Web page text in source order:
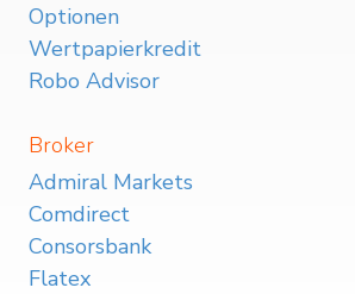
Optionen
Wertpapierkredit
Robo Advisor
Broker
Admiral Markets
Comdirect
Consorsbank
Flatex